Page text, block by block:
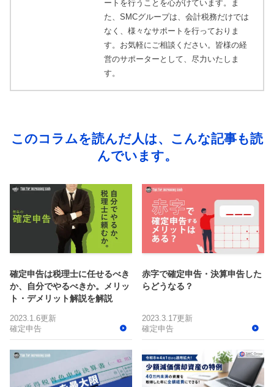
ートを行うことを心がけています。ま
た、SMCグループは、会計税務だけでは
なく、様々なサポートを行っておりま
す。お気軽にご相談ください。皆様の経
営のサポーターとして、尽力いたしま
す。
このコラムを読んだ人は、こんな記事も読
んでいます。
確定申告は税理士に任せるべき
か、自分でやるべきか。メリッ
ト・デメリット解説を解説
2023.1.6更新
確定申告
赤字で確定申告・決算申告した
らどうなる？
2023.3.17更新
確定申告